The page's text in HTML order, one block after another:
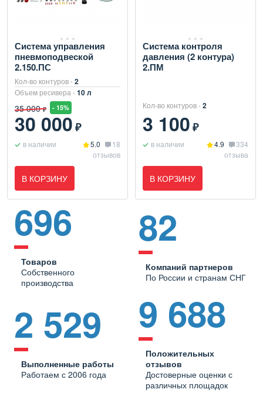
Система управления
пневмоподвеской
2.150.ПС
Кол-во контуров -2
Объем ресивера -10 л
35 000 ₽ - 15%
30 000₽
в наличии 5.0
18
отзывов
В КОРЗИНУ
Система контроля
давления (2 контура)
2.ПМ
Кол-во контуров -2
3 100₽
в наличии 4.9
334
отзыва
В КОРЗИНУ
696
Товаров
Собственного
производства
82
Компаний партнеров
По России и странам СНГ
2 529
Выполненные работы
Работаем с 2006 года
9 688
Положительных
отзывов
Достоверные оценки с
различных площадок